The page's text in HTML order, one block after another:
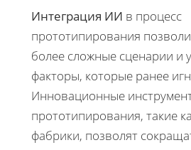
Интеграция ИИ в процесс
прототипирования
более сложные сценарии и
факторы, которые ранее
Инновационные
прототипирования, такие
фабрики, позволят